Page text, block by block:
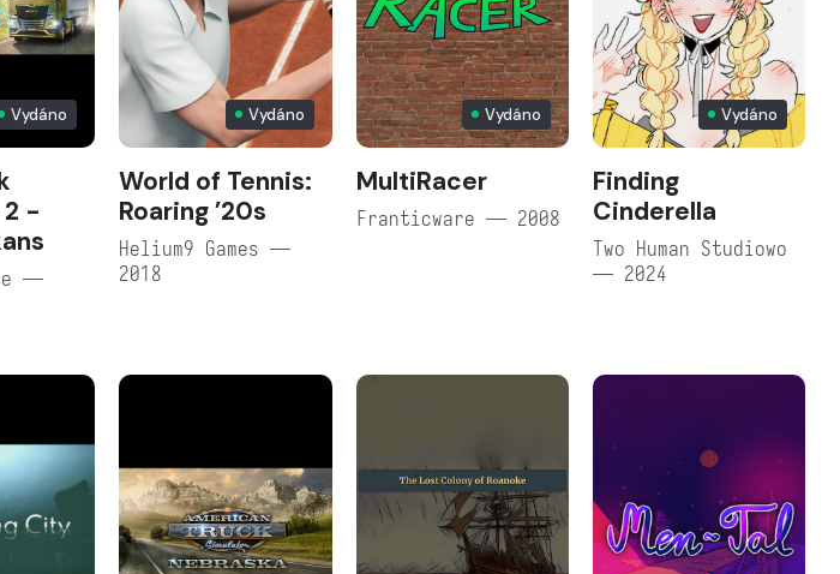
Vydáno
2 -
—
Vydáno
World of Tennis:
Roaring ’20s
Helium9 Games —
2018
Vydáno
MultiRacer
Franticware — 2008
Vydáno
Finding
Cinderella
Two Human Studiowo
— 2024